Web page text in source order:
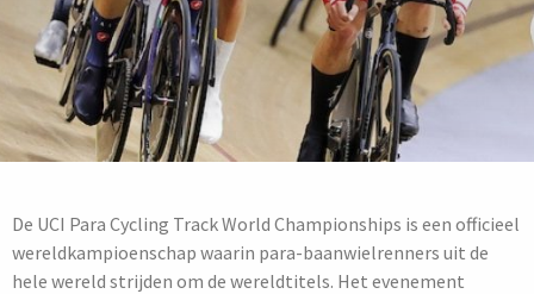
De UCI Para Cycling Track World Championships is een officieel
wereldkampioenschap waarin para-baanwielrenners uit de
hele wereld strijden om de wereldtitels. Het evenement